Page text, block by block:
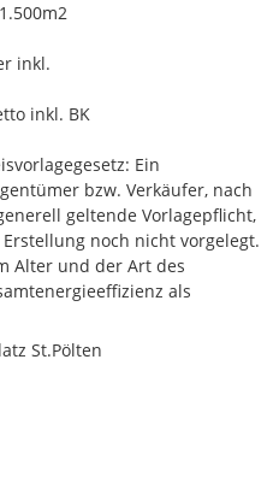
inkl.
inkl. BK
Ein
bzw. Verkäufer, nach
geltende Vorlagepflicht,
noch nicht vorgelegt.
Alter und der Art des
als
Gewähr oder Haftung
der angebotenen
dem Vermittler und
familiäres oder
besteht.
St.Pölten